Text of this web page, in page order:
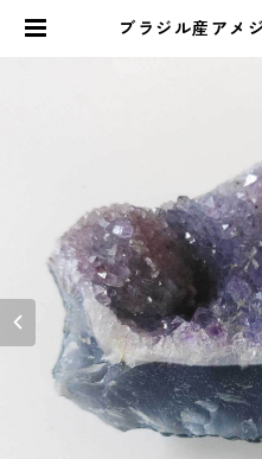
ブラジル産アメ